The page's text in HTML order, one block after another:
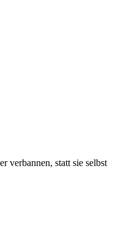
verbannen, statt sie selbst